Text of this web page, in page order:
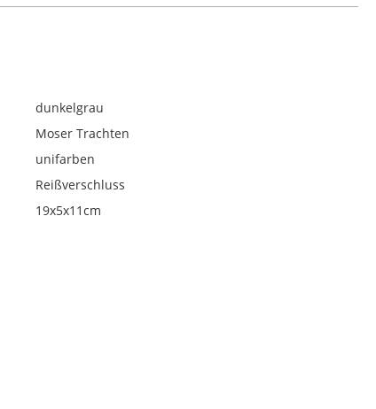
dunkelgrau
Moser Trachten
unifarben
Reißverschluss
19x5x11cm